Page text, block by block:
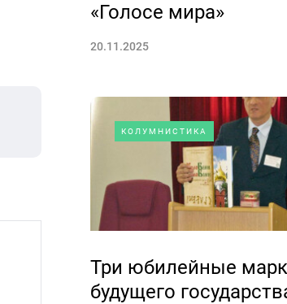
«Голосе мира»
20.11.2025
КОЛУМНИСТИКА
Три юбилейные
будущего